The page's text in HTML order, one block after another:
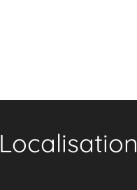
Localisation